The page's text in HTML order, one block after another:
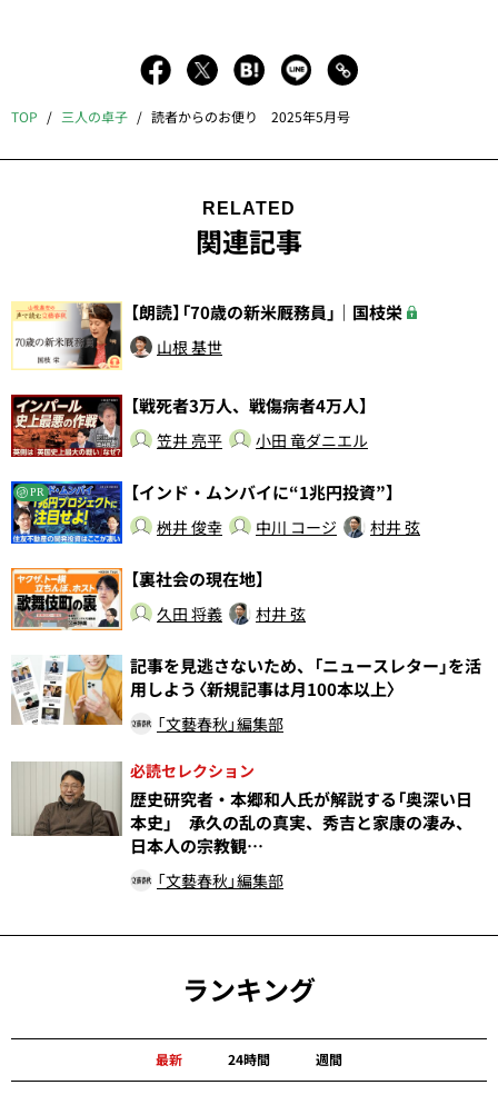
TOP 三人の卓子 読者からのお便り 2025年5月号
RELATED
関連記事
【朗読】「70歳の新米厩務員」｜国枝栄
山根 基世
【戦死者3万人、戦傷病者4万人】
笠井 亮平 小田 竜ダニエル
PR 【インド・ムンバイに“1兆円投資”】
桝井 俊幸 中川 コージ 村井 弦
【裏社会の現在地】
久田 将義 村井 弦
記事を見逃さないため、「ニュースレター」を活
用しよう〈新規記事は月100本以上〉
「文藝春秋」編集部
必読セレクション
歴史研究者・本郷和人氏が解説する「奥深い日
本史」 承久の乱の真実、秀吉と家康の凄み、
日本人の宗教観…
「文藝春秋」編集部
ランキング
最新 24時間 週間